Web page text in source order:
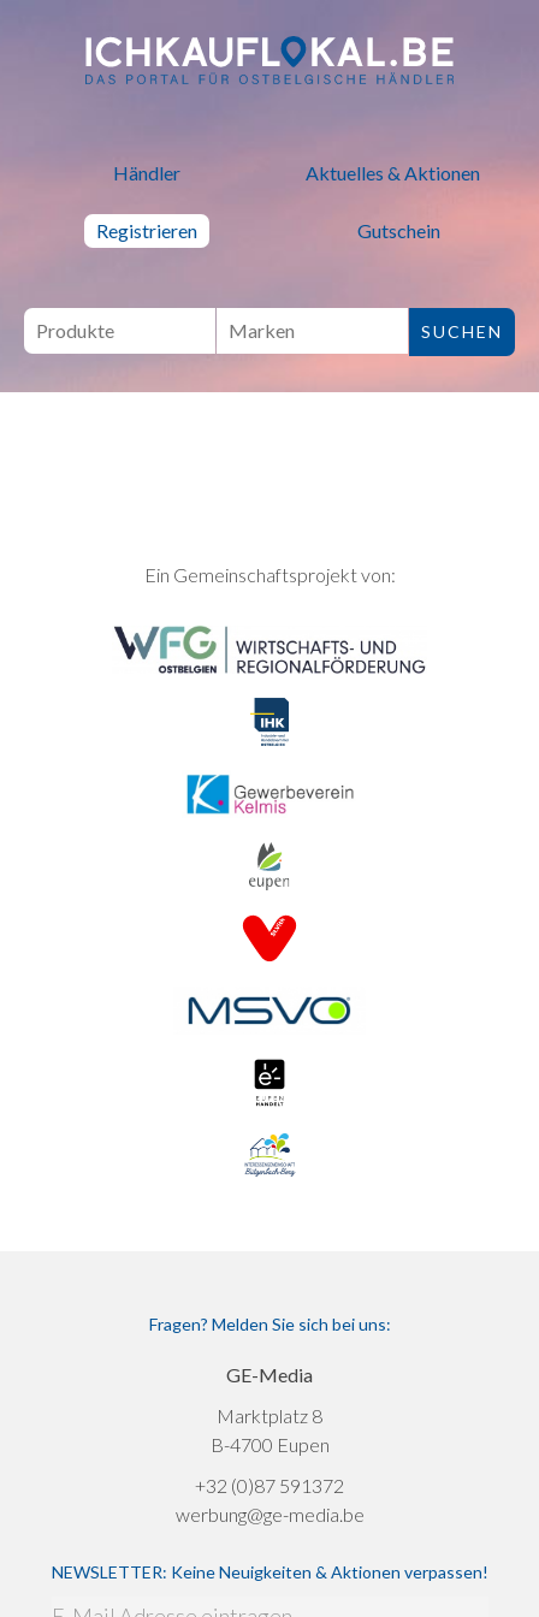
ich kauf lokal - Bei lokalen
Händler Aktuelles & Aktionen
Registrieren Gutschein
SEITENFUSSEin Gemeinschaftsprojekt von:
Fragen? Melden Sie sich bei uns:
GE-Media
Marktplatz 8
B-4700 Eupen
+32 (0)87 591372
werbung@ge-media.be
NEWSLETTER: Keine Neuigkeiten & Aktionen verpassen!